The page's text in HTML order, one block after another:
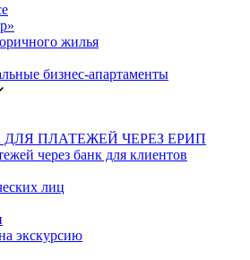
жилья
бизнес-апартаменты
ПЛАТЕЖЕЙ ЧЕРЕЗ ЕРИП
через банк для клиентов
лиц
экскурсию